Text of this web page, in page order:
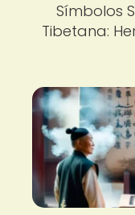
Símbolos
Tibetana: